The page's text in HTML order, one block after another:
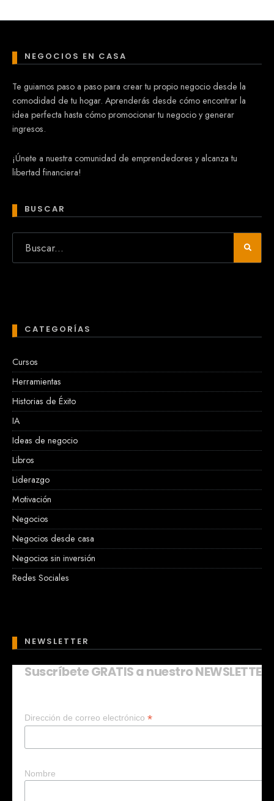
NEGOCIOS EN CASA
Te guiamos paso a paso para crear tu propio negocio desde la
comodidad de tu hogar. Aprenderás desde cómo encontrar la
idea perfecta hasta cómo promocionar tu negocio y generar
ingresos.
¡Únete a nuestra comunidad de emprendedores y alcanza tu
libertad financiera!
BUSCAR
CATEGORÍAS
Cursos
Herramientas
Historias de Éxito
IA
Ideas de negocio
Libros
Liderazgo
Motivación
Negocios
Negocios desde casa
Negocios sin inversión
Redes Sociales
NEWSLETTER
Suscríbete GRATIS a nuestro NEWSLETTER
Dirección de correo electrónico *
Nombre
¿Quieres que te ayude a crear un